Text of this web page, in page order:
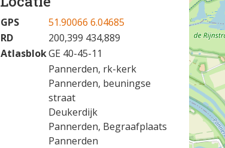
GPS
51.90066 6.04685
RD
200,399 434,889
AtlasblokGE 40-45-11
Pannerden, rk-kerk
Pannerden, beuningse
straat
Deukerdijk
Pannerden, Begraafplaats
Pannerden